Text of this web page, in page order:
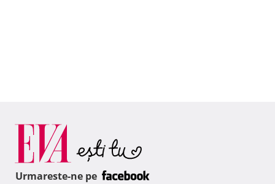
Urmareste-ne pe